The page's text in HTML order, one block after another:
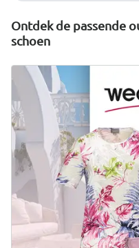
Ontdek de passende
schoen